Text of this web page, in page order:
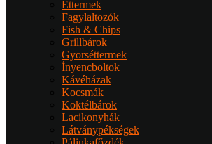
Éttermek
Fagylaltozók
Fish & Chips
Grillbárok
Gyorséttermek
Ínyencboltok
Kávéházak
Kocsmák
Koktélbárok
Lacikonyhák
Látványpékségek